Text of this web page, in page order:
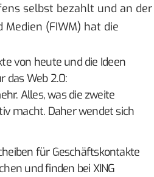
selbst bezahlt und an der
Medien (FIWM) hat die
von heute und die Ideen
das Web 2.0:
Alles, was die zweite
macht. Daher wendet sich
für Geschäftskontakte
und finden bei XING